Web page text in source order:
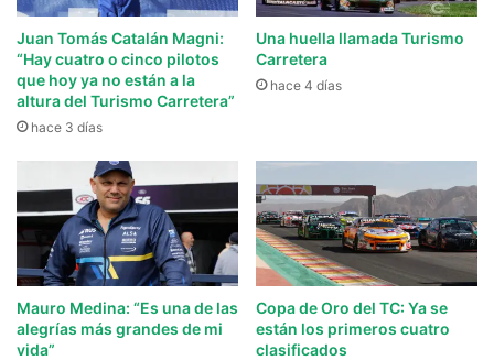
Juan Tomás Catalán Magni:
“Hay cuatro o cinco pilotos
que hoy ya no están a la
altura del Turismo Carretera”
hace 3 días
Una huella llamada Turismo
Carretera
hace 4 días
Mauro Medina: “Es una de las
alegrías más grandes de mi
vida”
Copa de Oro del TC: Ya se
están los primeros cuatro
clasificados